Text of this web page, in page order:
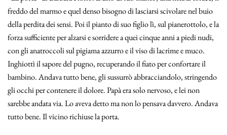
freddo del marmo e quel denso bisogno di lasciarsi scivolare nel buio
della perdita dei sensi. Poi il pianto di suo figlio lì, sul pianerottolo, e la
forza sufficiente per alzarsi e sorridere a quei cinque anni a piedi nudi,
con gli anatroccoli sul pigiama azzurro e il viso di lacrime e muco.
Inghiottì il sapore del pugno, recuperando il fiato per confortare il
bambino. Andava tutto bene, gli sussurrò abbracciandolo, stringendo
gli occhi per contenere il dolore. Papà era solo nervoso, e lei non
sarebbe andata via. Lo aveva detto ma non lo pensava davvero. Andava
tutto bene. Il vicino richiuse la porta.